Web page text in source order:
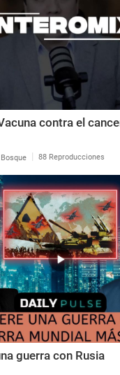
contra el
| 88 Reproducciones
guerra con Rusia